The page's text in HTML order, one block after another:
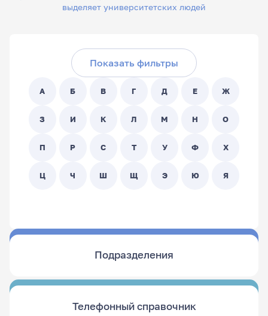
выделяет университетских людей
Показать фильтры
Поиск по ФИО сотрудника:
А Б В Г Д Е Ж
З И К Л М Н О
П Р С Т У Ф Х
Ц Ч Ш Щ Э Ю Я
Подразделения
Телефонный справочник